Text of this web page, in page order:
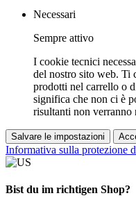
Necessari
Sempre attivo
I cookie tecnici
del nostro sito web. Ti
prodotti nel carrello o
significa che non ci è
risultanti non verranno
Salvare le impostazioni
Informativa sulla protezione
Bist du im richtigen Shop?